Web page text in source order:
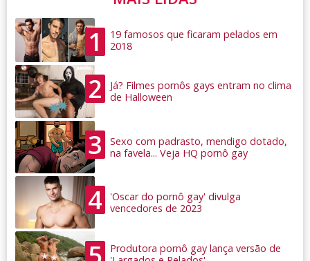
1
19 famosos que ficaram pelados em
2018
2
Já? Filmes pornôs gays entram no clima
de Halloween
3
Sexo com padrasto, mendigo dotado,
na favela... Veja HQ pornô gay
4
'Oscar do pornô gay' divulga
vencedores de 2023
Produtora pornô gay lança versão de